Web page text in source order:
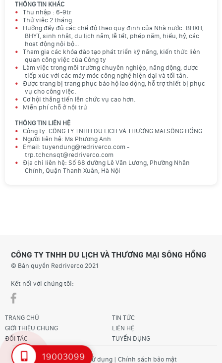
THÔNG TIN KHÁC
Thu nhập : 6-9tr
Thử việc 2 tháng.
Hưởng đầy đủ các chế độ theo quy định của Nhà nước: BHXH,
BHYT, sinh nhật, du lịch năm, lễ tết, phép năm, hiếu, hỷ, các
hoạt động nội bộ…
Tham gia các khóa đào tạo phát triển kỹ năng, kiến thức liên
quan công việc của Công ty
Làm việc trong môi trường chuyên nghiệp, năng động, được
tiếp xúc với các máy móc công nghệ hiện đại và tối tân.
Được trang bị trang phục bảo hộ lao động, hỗ trợ thiết bị phục
vụ cho công việc.
Cơ hội thăng tiến lên chức vụ cao hơn.
Miễn phí chỗ ở nội trú
THÔNG TIN LIÊN HỆ
Công ty: CÔNG TY TNHH DU LỊCH VÀ THƯƠNG MẠI SÔNG HỒNG
Người liên hệ: Ms Phương Anh
Email: tuyendung@redriverco.com -
trp.tchcnsqt@redriverco.com
Địa chỉ liên hệ: Số 68 đường Lê Văn Lương, Phường Nhân
Chính, Quận Thanh Xuân, Hà Nội
19003099
CÔNG TY TNHH DU LỊCH VÀ THƯƠNG MẠI SÔNG HỒNG
© Bản quyền Redriverco 2021
Kết nối với chúng tôi:
TRANG CHỦ
GIỚI THIỆU CHUNG
ĐỐI TÁC
TIN TỨC
LIÊN HỆ
TUYỂN DỤNG
Điều khoản sử dụng| Chính sách bảo mật